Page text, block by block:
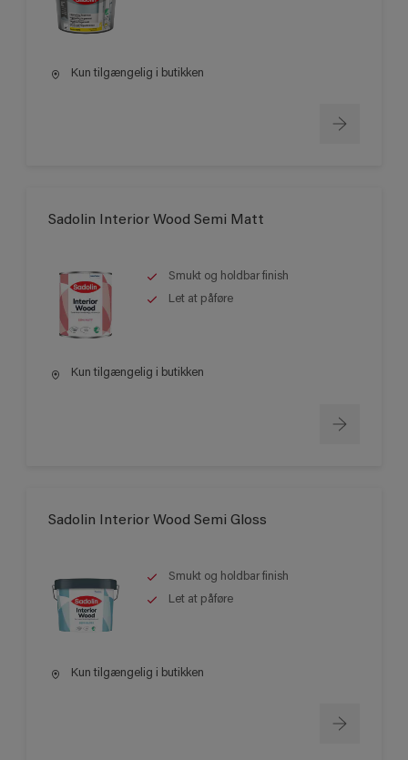
Kun tilgængelig i butikken
Sadolin Interior Wood Semi Matt
Smukt og holdbar finish
Let at påføre
Kun tilgængelig i butikken
Sadolin Interior Wood Semi Gloss
Smukt og holdbar finish
Let at påføre
Kun tilgængelig i butikken